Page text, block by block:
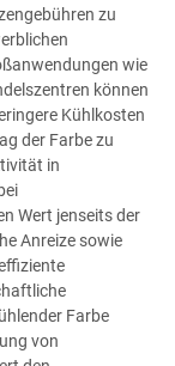
zu
wie
können
Kühlkosten
der Farbe zu
in
Wert jenseits der
Anreize sowie
Farbe
von